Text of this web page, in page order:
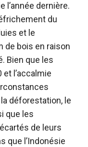
l’année dernière.
du
et le
de bois en raison
Bien que les
l’accalmie
déforestation, le
que les
de leurs
que l’Indonésie